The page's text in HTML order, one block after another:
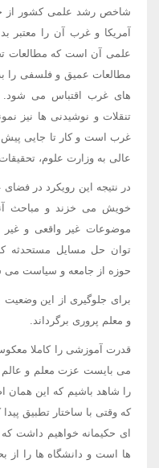
شاخص رشد علمی کشور از
آمریکا و غرب آن را
علمی آن است که مطالعات
مطالعات عمیق و فلسفی را
های غرب اقتباس می شود.
تنقلات و نوشیدنی ها نیز
غرب است و کار تا جایی
عالی به وزارت علوم،
در نتیجه این رویکرد در
خویش می خزند و مباحث
موضوعات غیر واقعی و غیر
توان حل مسایل مستحدثه
حوزه از جامعه و سیاست می
برای جلوگیری از این
و معلم پروری برگرداند.
قدرت آموزشی را کاملا
می بایست عزت معلم و عالم
را شاهد باشیم که این
که وقتی با ساختار تطبیق
ای حکیمانه خواهیم داشت
ها است و دانشگاه ها را از